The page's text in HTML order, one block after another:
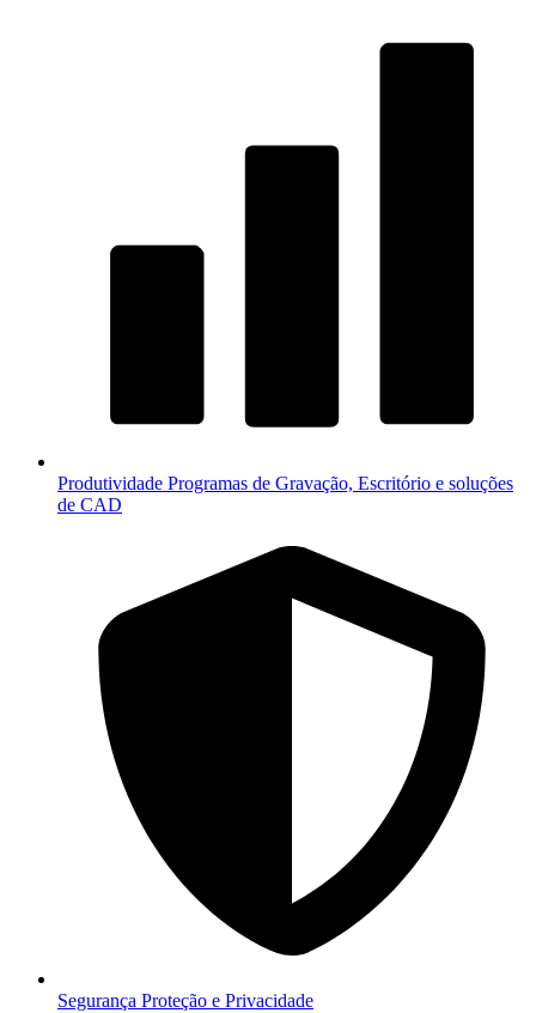
Produtividade Programas de Gravação, Escritório e soluções
de CAD
Segurança Proteção e Privacidade